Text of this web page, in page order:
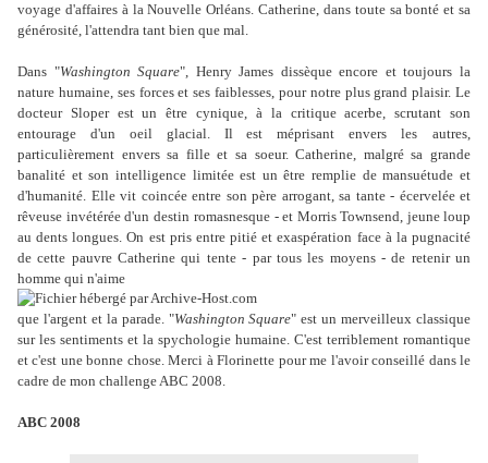
voyage d'affaires à la Nouvelle Orléans. Catherine, dans toute sa bonté et sa
générosité, l'attendra tant bien que mal.
Dans "Washington Square", Henry James dissèque encore et toujours la
nature humaine, ses forces et ses faiblesses, pour notre plus grand plaisir. Le
docteur Sloper est un être cynique, à la critique acerbe, scrutant son
entourage d'un oeil glacial. Il est méprisant envers les
autres,
particulièrement envers sa fille et sa soeur. Catherine, malgré sa grande
banalité et son intelligence limitée est un être remplie de mansuétude et
d'humanité. Elle vit coincée entre son père arrogant, sa tante - écervelée et
rêveuse invétérée d'un destin romasnesque - et Morris Townsend, jeune loup
au dents longues. On est pris entre pitié et exaspération face à la pugnacité
de cette pauvre Catherine qui tente - par tous les moyens - de retenir un
homme qui n'aime
que l'argent et la parade. "Washington Square" est un merveilleux classique
sur les sentiments et la spychologie humaine. C'est terriblement romantique
et c'est une bonne chose. Merci à Florinette pour me l'avoir conseillé dans le
cadre de mon challenge ABC 2008.
ABC 2008